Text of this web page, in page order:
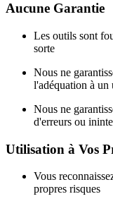
Aucune Garantie
Les outils sont
sorte
Nous ne
l'adéquation à un
Nous ne
d'erreurs ou
Utilisation à Vos
Vous
propres risques